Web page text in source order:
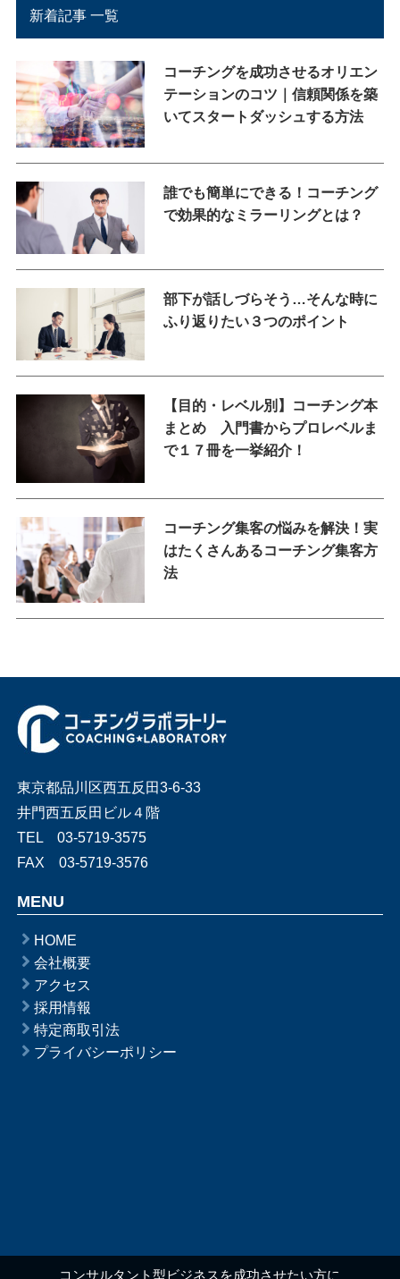
新着記事 一覧
コーチングを成功させるオリエン
テーションのコツ｜信頼関係を築
いてスタートダッシュする方法
誰でも簡単にできる！コーチング
で効果的なミラーリングとは？
部下が話しづらそう…そんな時に
ふり返りたい３つのポイント
【目的・レベル別】コーチング本
まとめ 入門書からプロレベルま
で１７冊を一挙紹介！
コーチング集客の悩みを解決！実
はたくさんあるコーチング集客方
法
東京都品川区西五反田3-6-33
井門西五反田ビル４階
TEL 03-5719-3575
FAX 03-5719-3576
MENU
HOME
会社概要
アクセス
採用情報
特定商取引法
プライバシーポリシー
コンサルタント型ビジネスを成功させたい方に